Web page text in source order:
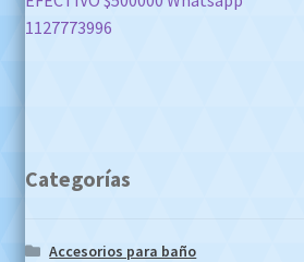
entradas
1127773996
Categorías
Accesorios para baño